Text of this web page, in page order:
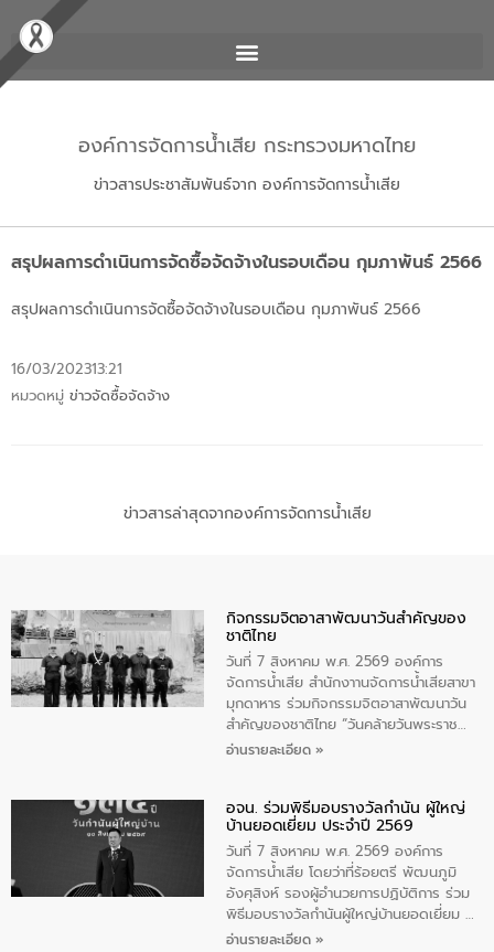
องค์การจัดการน้ำเสีย กระทรวงมหาดไทย
ข่าวสารประชาสัมพันธ์จาก องค์การจัดการน้ำเสีย
สรุปผลการดำเนินการจัดซื้อจัดจ้างในรอบเดือน กุมภาพันธ์ 2566
สรุปผลการดำเนินการจัดซื้อจัดจ้างในรอบเดือน กุมภาพันธ์ 2566
16/03/202313:21
หมวดหมู่ ข่าวจัดซื้อจัดจ้าง
ข่าวสารล่าสุดจากองค์การจัดการน้ำเสีย
กิจกรรมจิตอาสาพัฒนาวันสําคัญของ
ชาติไทย
วันที่ 7 สิงหาคม พ.ศ. 2569 องค์การ
จัดการน้ำเสีย สำนักงาานจัดการน้ำเสียสาขา
มุกดาหาร ร่วมกิจกรรมจิตอาสาพัฒนาวัน
สําคัญของชาติไทย “วันคล้ายวันพระราช
สมภพ สมเด็จพระนางเจ้าสิริกิติ์พระบรม
ทิพย์คำ รองผู้ว่าราชการจังหวัดมุกดาหาร
เป็นประธานในพิธี ณ เรือนจําชั่วคราวนาโสก
ตําบลนาโสก อําเภอเมืองมุกดาหาร จังหวัด
มุกดาหาร โดยในกิจกรรมได้ร่วมปลูกป่า และ
ทําความสะอาดภายในบริเวณ จัดกิจกรรม
เพื่อถวายเป็นพระราชกุศล สมเด็จพระนาง
เจ้าสิริกิติ์พระบรมราชินีนาถ พระบรมราช
อ่านรายละเอียด »
อจน. ร่วมพิธีมอบรางวัลกำนัน ผู้ใหญ่
บ้านยอดเยี่ยม ประจำปี 2569
วันที่ 7 สิงหาคม พ.ศ. 2569 องค์การ
จัดการน้ำเสีย โดยว่าที่ร้อยตรี พัฒนภูมิ
อังศุสิงห์ รองผู้อำนวยการปฏิบัติการ ร่วม
พิธีมอบรางวัลกำนันผู้ใหญ่บ้านยอดเยี่ยม ณ
ทำเนียบรัฐบาล โดยมีนายอนุทิน ชาญวีรกูล
อ่านรายละเอียด »